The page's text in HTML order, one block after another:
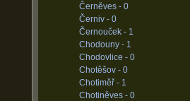
Černěves - 0
Černiv - 0
Černouček - 1
Chodouny - 1
Chodovlice - 0
Chotěšov - 0
Chotiměř - 1
Chotiněves - 0